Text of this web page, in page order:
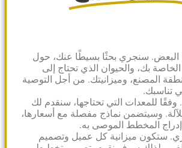
سنجري بحثًا بسيطًا عنك، حول
بك، والحيوان الذي تحتاج إلى
وميزانيتك. من أجل التوصية
التي تحتاجها، سنقدم لك
وسيتضمن نماذج مفصلة مع أسعارها،
الموصى به.
ميزانية كل عميل وتصميم